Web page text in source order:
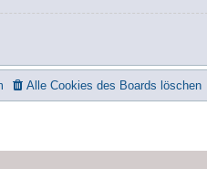
Alle Cookies des Boards löschen